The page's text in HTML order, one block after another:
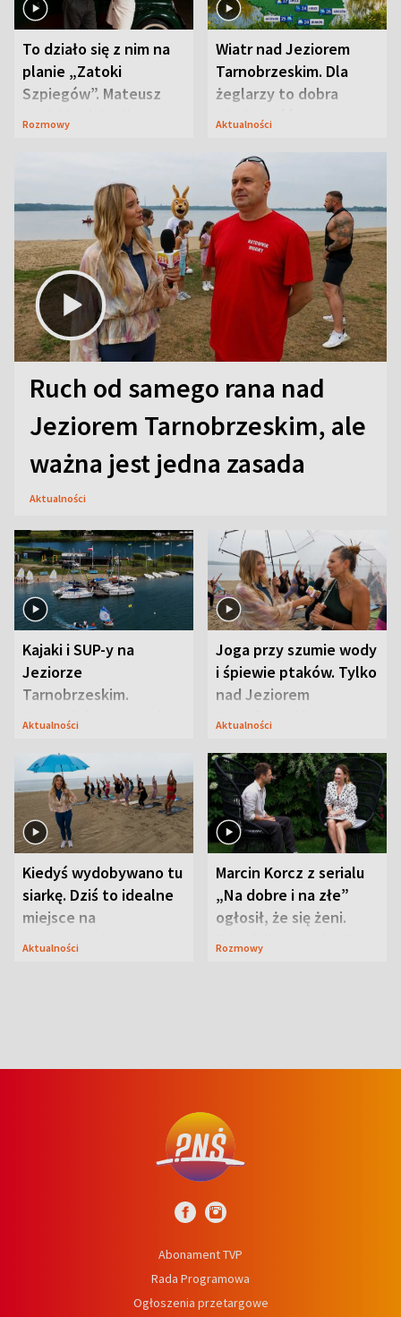
To działo się z nim na
planie „Zatoki
Szpiegów”. Mateusz
Janicki odsłonił
Rozmowy
Wiatr nad Jeziorem
Tarnobrzeskim. Dla
żeglarzy to dobra
wiadomość
Aktualności
Ruch od samego rana nad
Jeziorem Tarnobrzeskim, ale
ważna jest jedna zasada
Aktualności
Kajaki i SUP-y na
Jeziorze
Tarnobrzeskim.
Przyrodnicy zwracają
Aktualności
Joga przy szumie wody
i śpiewie ptaków. Tylko
nad Jeziorem
Tarnobrzeskim
Aktualności
Kiedyś wydobywano tu
siarkę. Dziś to idealne
miejsce na
wypoczynek
Aktualności
Marcin Korcz z serialu
„Na dobre i na złe”
ogłosił, że się żeni.
Zdradził, co zmienił
Rozmowy
Abonament TVP
Rada Programowa
Ogłoszenia przetargowe